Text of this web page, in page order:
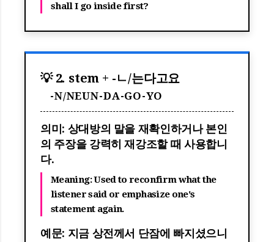
shall I go inside first?
💡 2. stem + -ㄴ/는다고요
-N/NEUN-DA-GO-YO
의미: 상대방의 말을 재확인하거나 본인
의 주장을 강력히 재강조할 때 사용합니
다.
Meaning: Used to reconfirm what the
listener said or emphasize one's
statement again.
예문: 지금 상전께서 단잠에 빠지셨으니